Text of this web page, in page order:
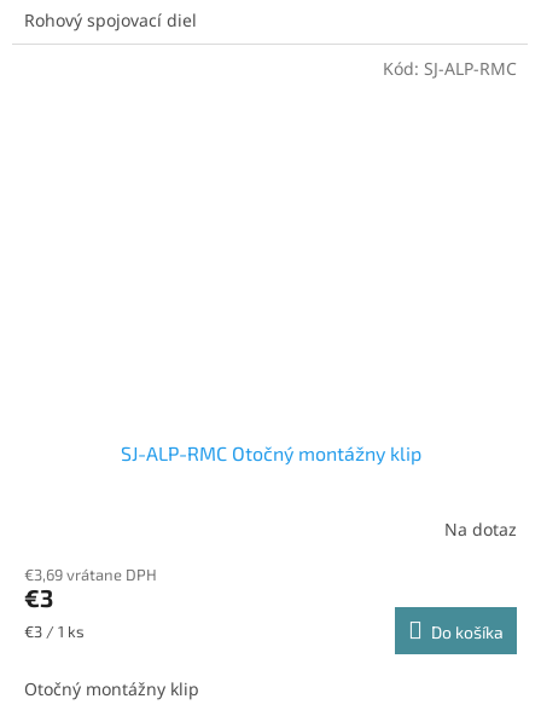
Rohový spojovací diel
SJ-ALP-RMC Otočný montážny klip
Na dotaz
€3,69 vrátane DPH
€3
Jednotková
€3 / 1 ks Do košíka
Otočný montážny klip
Kód: SJ-ALP-RMC